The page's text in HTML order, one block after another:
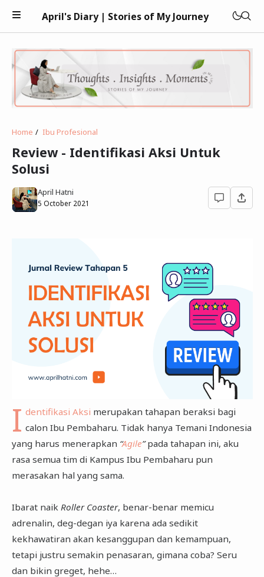
April's Diary | Stories of My Journey
Teknologi
Kesehatan
Kecantikan
Bisnis
Home Ibu Profesional
Review - Identifikasi Aksi Untuk
Solusi
April Hatni
5 October 2021
I dentifikasi Aksi merupakan tahapan beraksi bagi
calon Ibu Pembaharu. Tidak hanya Temani Indonesia
yang harus menerapkan “Agile”pada tahapan ini, aku
rasa semua tim di Kampus Ibu Pembaharu pun
merasakan hal yang sama.
Ibarat naik Roller Coaster, benar-benar memicu
adrenalin, deg-degan iya karena ada sedikit
kekhawatiran akan kesanggupan dan kemampuan,
tetapi justru semakin penasaran, gimana coba? Seru
dan bikin greget, hehe…